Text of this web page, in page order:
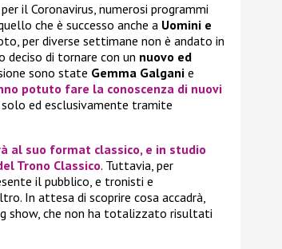
il Coronavirus, numerosi programmi
che è successo anche a Uomini e
per diverse settimane non è andato in
deciso di tornare con un nuovo ed
sono state Gemma Galgani e
potuto fare la conoscenza di nuovi
solo ed esclusivamente tramite
al suo format classico, e in studio
Trono Classico. Tuttavia, per
il pubblico, e tronisti e
In attesa di scoprire cosa accadrà,
show, che non ha totalizzato risultati